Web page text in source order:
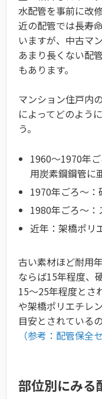
水配管を事前に改
近の配管では長寿
いますが、中古マ
あまり長くない配
もあります。
マンション住戸内
によってどのよう
う。
1960〜1970年
用炭素鋼鋼管に
1970年ごろ〜
1980年ごろ〜
近年：架橋ポリ
古い素材ほど耐用
ならば15年程度、
15〜25年程度とさ
や架橋ポリエチレ
目安とされているの
（参考：配管保全
部位別にみる